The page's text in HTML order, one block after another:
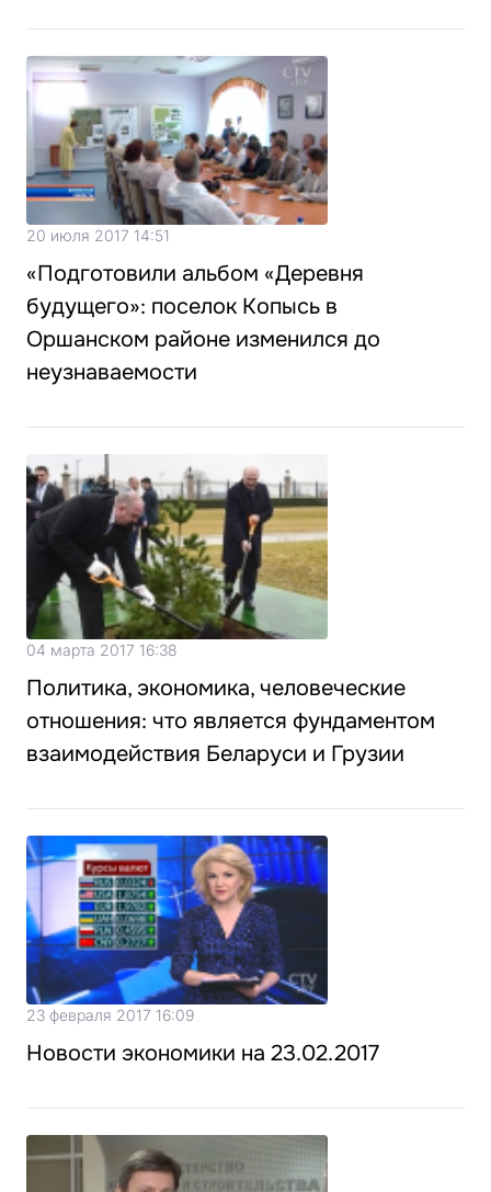
20 июля 2017 14:51
«Подготовили альбом «Деревня
будущего»: поселок Копысь в
Оршанском районе изменился до
неузнаваемости
04 марта 2017 16:38
Политика, экономика, человеческие
отношения: что является фундаментом
взаимодействия Беларуси и Грузии
23 февраля 2017 16:09
Новости экономики на 23.02.2017